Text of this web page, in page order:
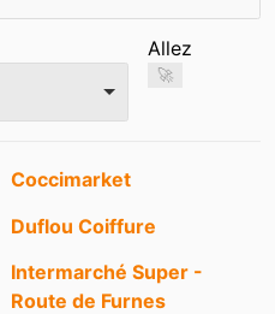
Allez
🚀
Coccimarket
Duflou Coiffure
Intermarché Super -
Route de Furnes